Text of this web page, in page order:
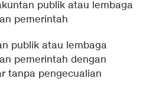
publik atau lembaga
pemerintah
publik atau lembaga
pemerintah dengan
tanpa pengecualian